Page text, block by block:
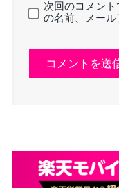
次回のコメン
の名前、メール